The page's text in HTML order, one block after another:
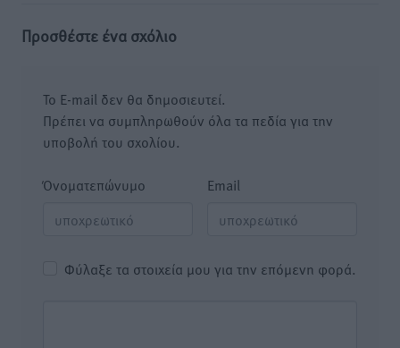
Προσθέστε ένα σχόλιο
Το E-mail δεν θα δημοσιευτεί.
Πρέπει να συμπληρωθούν όλα τα πεδία για την
υποβολή του σχολίου.
Όνοματεπώνυμο Email
Φύλαξε τα στοιχεία μου για την επόμενη φορά.